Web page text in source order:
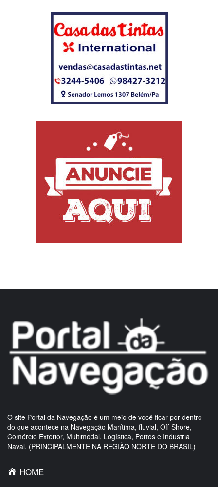
O site Portal da Navegação é um meio de você ficar por dentro
do que acontece na Navegação Marítima, fluvial, Off-Shore,
Comércio Exterior, Multimodal, Logística, Portos e Industria
Naval. (PRINCIPALMENTE NA REGIÃO NORTE DO BRASIL)
HOME